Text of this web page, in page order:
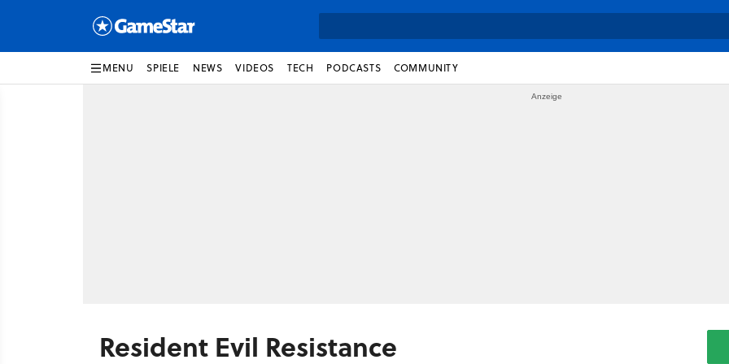
MENU SPIELE NEWS VIDEOS TECH PODCASTS COMMUNITY
Resident Evil Resistance